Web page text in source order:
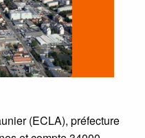
(ECLA), préfecture